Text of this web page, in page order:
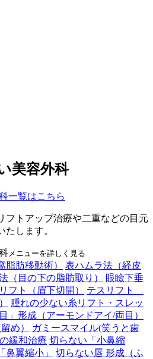
美容外科
一覧はこちら
フトアップ治療や二重などの目元
します。
メニューを詳しく見る
肪移動術）
表ハムラ法（経皮
（目の下の脂肪取り）
眼瞼下垂
フト（眉下切開）
テスリフト
腫れの少ない糸リフト・スレッ
」形成（アーモンドアイ/両目）
め）
ガミースマイル(笑うと歯
緩和治療 切らない「小鼻縮
翼縮小」
切らない唇 形成（ふ